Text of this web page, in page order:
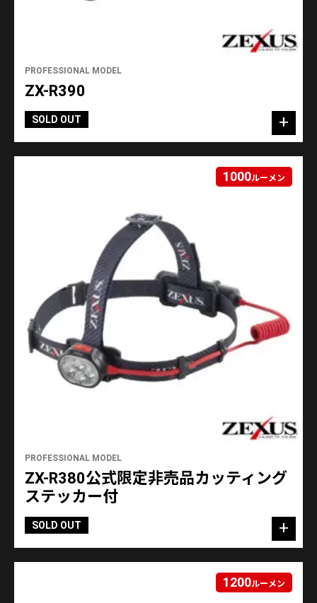
PROFESSIONAL MODEL
ZX-R390
SOLD OUT
PROFESSIONAL MODEL
1000ルーメン
ZX-R380公式限定非売品カッティング
ステッカー付
SOLD OUT
1200ルーメン